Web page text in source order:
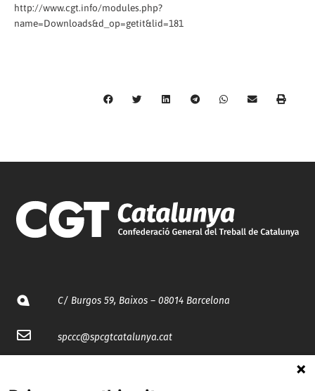
http://www.cgt.info/modules.php?
name=Downloads&d_op=getit&lid=181
C/ Burgos 59, Baixos – 08014 Barcelona
spccc@spcgtcatalunya.cat